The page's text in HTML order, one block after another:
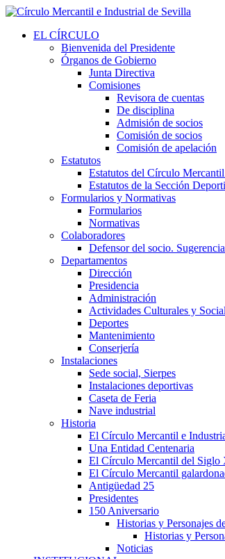
EL CÍRCULO
Bienvenida del Presidente
Órganos de Gobierno
Junta Directiva
Comisiones
Revisora de cuentas
De disciplina
Admisión de socios
Comisión de socios
Comisión de apelación
Estatutos
Estatutos del Círculo
Estatutos de la Sección
Formularios y Normativas
Formularios
Normativas
Colaboradores
Defensor del socio.
Departamentos
Dirección
Presidencia
Administración
Actividades Culturales y
Deportes
Mantenimiento
Conserjería
Instalaciones
Sede social, Sierpes
Instalaciones deportivas
Caseta de Feria
Nave industrial
Historia
El Círculo Mercantil e
Una Entidad Centenaria
El Círculo Mercantil del
El Círculo Mercantil
Antigüedad 25
Presidentes
150 Aniversario
Historias y Personajes
Historias y
Noticias